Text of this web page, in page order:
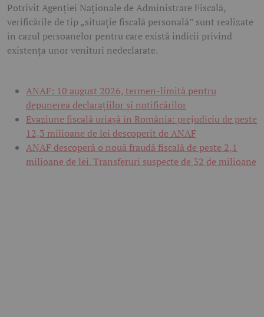
Potrivit Agenției Naționale de Administrare Fiscală,
verificările de tip „situație fiscală personală” sunt realizate
în cazul persoanelor pentru care există indicii privind
existența unor venituri nedeclarate.
ANAF: 10 august 2026, termen-limită pentru
depunerea declarațiilor și notificărilor
Evaziune fiscală uriașă în România: prejudiciu de peste
12,3 milioane de lei descoperit de ANAF
ANAF descoperă o nouă fraudă fiscală de peste 2,1
milioane de lei. Transferuri suspecte de 32 de milioane